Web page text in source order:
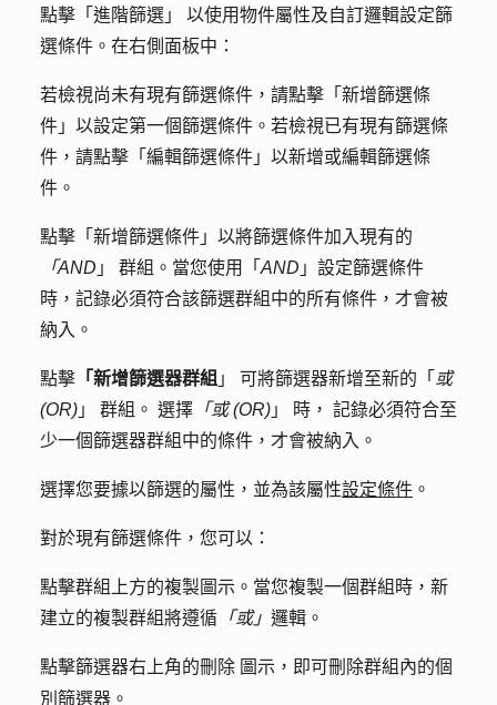
點擊「 進階篩選 」
以使用物件屬性及自訂邏輯設定篩
選條件 。在右側面板中：
若檢視尚未有現有篩選條件，請點擊「 新增篩選條
件 」以設定第一個篩選條件。若檢視已有現有篩選條
件，請點擊「 編輯篩選條件 」以新增或編輯篩選條
件。
點擊 「新增篩選條件 」以將篩選條件加入現有的
「AND 」 群組。 當您使用「 AND 」設定篩選條件
時，記錄必須符合該篩選群組中的所有條件，才會被
納入。
點擊 「新增篩選器群組 」 可將篩選器新增至新的「 或
(OR) 」 群組。 選擇 「或 (OR) 」 時， 記錄必須符合至
少一個篩選器群組中的條件，才會被納入。
選擇您要據以篩選的屬性 ，並為該屬性設定條件 。
對於現有篩選條件，您可以：
點擊群組上方的複製圖示 。當您複製一個群組時，新
建立的複製群組將遵循 「或」 邏輯。
點擊篩選器右上角的刪除 圖示 ，即可刪除群組內的個
別篩選器。